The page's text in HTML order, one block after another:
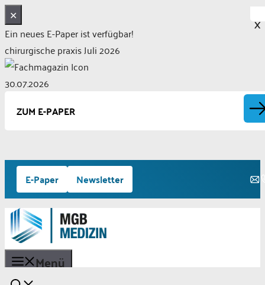
✕
Ein neues E-Paper ist verfügbar!
chirurgische praxis Juli 2026
30.07.2026
ZUM E-PAPER
Zum
Inhalt
springen
E-Paper Newsletter
Menü
X